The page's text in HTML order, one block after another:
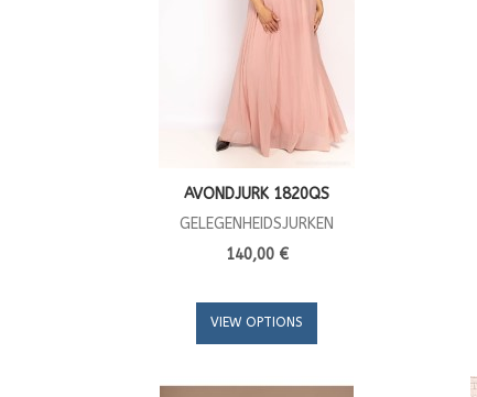
AVONDJURK 1820QS
GELEGENHEIDSJURKEN
140,00 €
VIEW OPTIONS